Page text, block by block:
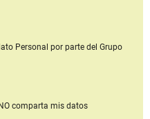
Personal por parte del Grupo
comparta mis datos